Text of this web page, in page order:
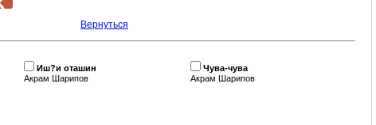
Вернутьcя
Иш?и оташин
Акрам Шарипов
Чува-чува
Акрам Шарипов